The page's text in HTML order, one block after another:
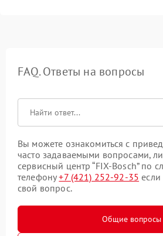
FAQ. Ответы на вопросы
Вы можете ознакомиться с
часто задаваемыми вопросами,
сервисный центр “FIX-Bosch” по
телефону+7 (421) 252-92-35
свой вопрос.
Общие вопросы